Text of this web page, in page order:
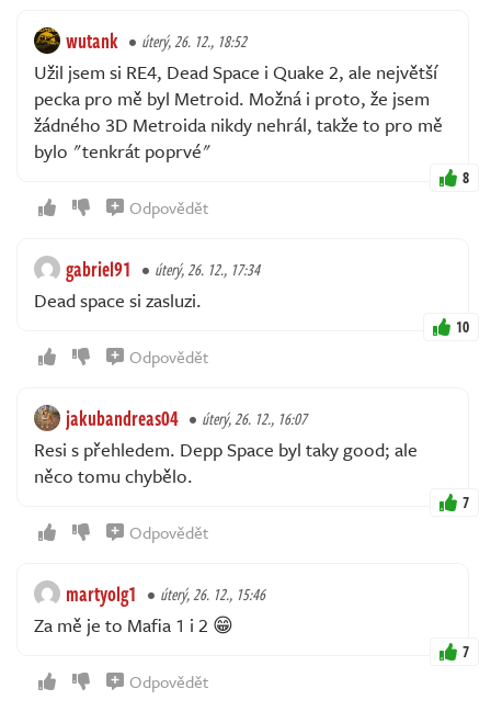
wutank úterý, 26. 12., 18:52
Užil jsem si RE4, Dead Space i Quake 2, ale největší
pecka pro mě byl Metroid. Možná i proto, že jsem
žádného 3D Metroida nikdy nehrál, takže to pro mě
bylo "tenkrát poprvé"
8
Odpovědět
gabriel91 úterý, 26. 12., 17:34
Dead space si zasluzi.
10
Odpovědět
jakubandreas04 úterý, 26. 12., 16:07
Resi s přehledem. Depp Space byl taky good; ale
něco tomu chybělo.
7
Odpovědět
martyolg1 úterý, 26. 12., 15:46
Za mě je to Mafia 1 i 2 😁
7
Odpovědět